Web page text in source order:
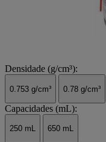
Densidade (g/cm³):
0.753 g/cm³ 0.78 g/cm³
Capacidades (mL):
250 mL 650 mL